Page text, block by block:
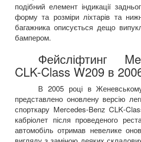
подібний елемент індикації
форму та розміри ліхтарів та
багажника описується дещо
бампером.
Фейсліфтинг
CLK-Class W209 в
В 2005 році в
представлено оновлену версію
спорткару Mercedes-Benz CLK-
кабріолет після проведеного
автомобіль отримав невелике